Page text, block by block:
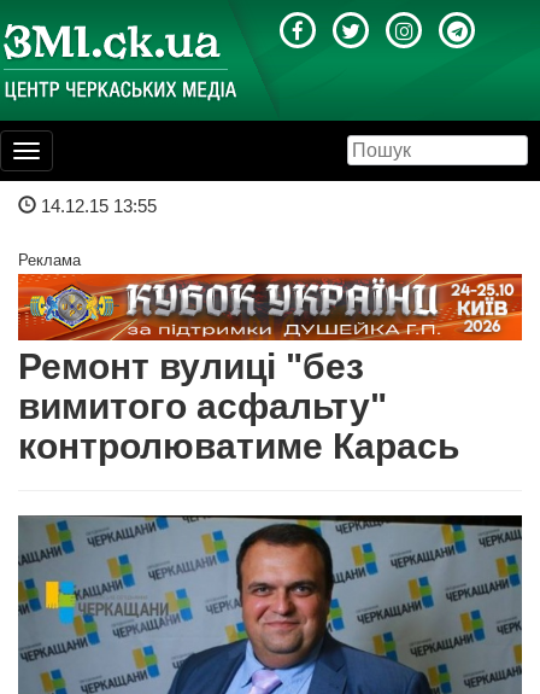
Toggle
navigation
14.12.15 13:55
Реклама
Ремонт вулиці "без
вимитого асфальту"
контролюватиме Карась